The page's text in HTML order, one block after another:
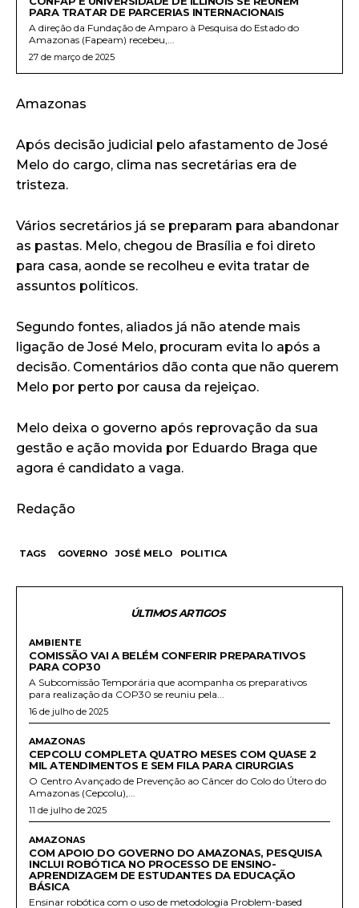
PARA TRATAR DE PARCERIAS INTERNACIONAIS
A direção da Fundação de Amparo à Pesquisa do Estado do
Amazonas (Fapeam) recebeu,...
27 de março de 2025
Amazonas
Após decisão judicial pelo afastamento de José
Melo do cargo, clima nas secretárias era de
tristeza.
Vários secretários já se preparam para abandonar
as pastas. Melo, chegou de Brasília e foi direto
para casa, aonde se recolheu e evita tratar de
assuntos políticos.
Segundo fontes, aliados já não atende mais
ligação de José Melo, procuram evita lo após a
decisão. Comentários dão conta que não querem
Melo por perto por causa da rejeiçao.
Melo deixa o governo após reprovação da sua
gestão e ação movida por Eduardo Braga que
agora é candidato a vaga.
Redação
TAGS GOVERNO JOSÉ MELO POLITICA
ÚLTIMOS ARTIGOS
AMBIENTE
COMISSÃO VAI A BELÉM CONFERIR PREPARATIVOS
PARA COP30
A Subcomissão Temporária que acompanha os preparativos
para realização da COP30 se reuniu pela...
16 de julho de 2025
AMAZONAS
CEPCOLU COMPLETA QUATRO MESES COM QUASE 2
MIL ATENDIMENTOS E SEM FILA PARA CIRURGIAS
O Centro Avançado de Prevenção ao Câncer do Colo do Útero do
Amazonas (Cepcolu),...
11 de julho de 2025
AMAZONAS
COM APOIO DO GOVERNO DO AMAZONAS, PESQUISA
INCLUI ROBÓTICA NO PROCESSO DE ENSINO-
APRENDIZAGEM DE ESTUDANTES DA EDUCAÇÃO
BÁSICA
Ensinar robótica com o uso de metodologia Problem-based